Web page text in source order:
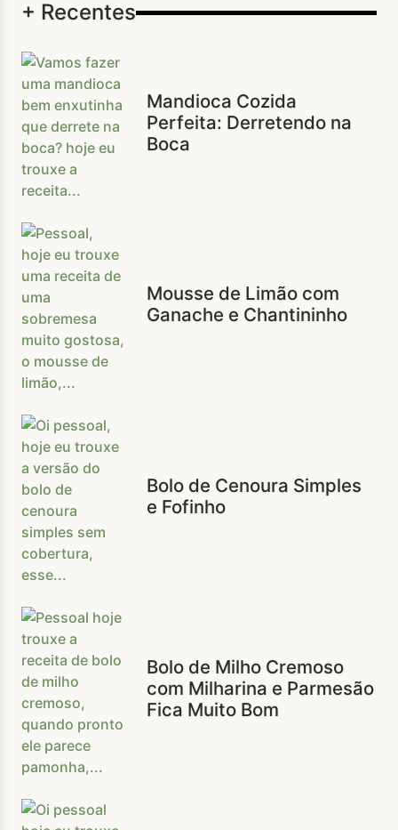
+ Recentes
Mandioca Cozida
Perfeita: Derretendo na
Boca
Mousse de Limão com
Ganache e Chantininho
Bolo de Cenoura Simples
e Fofinho
Bolo de Milho Cremoso
com Milharina e Parmesão
Fica Muito Bom